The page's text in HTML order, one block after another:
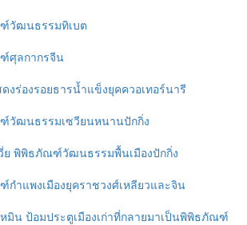
วัฒนธรรมทิเบต
ศุลกากรจีน
งร่องรอยธารน้ำแข็งยุคควอเทอร์นารี
วัฒนธรรมเซวียนหนานปักกิ่ง
ย พิพิธภัณฑ์วัฒนธรรมพื้นเมืองปักกิ่ง
ำแพงเมืองยุคราชวงศ์เหลียวและจิน
หมิน ป้อมประตูเมืองเก่าที่กลายมาเป็นพิพิธภัณฑ์